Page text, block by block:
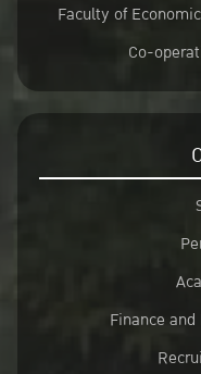
Faculty of
Co-
Finance